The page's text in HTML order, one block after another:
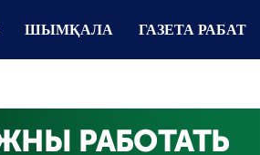
ШЫМҚАЛА ГАЗЕТА РАБАТ